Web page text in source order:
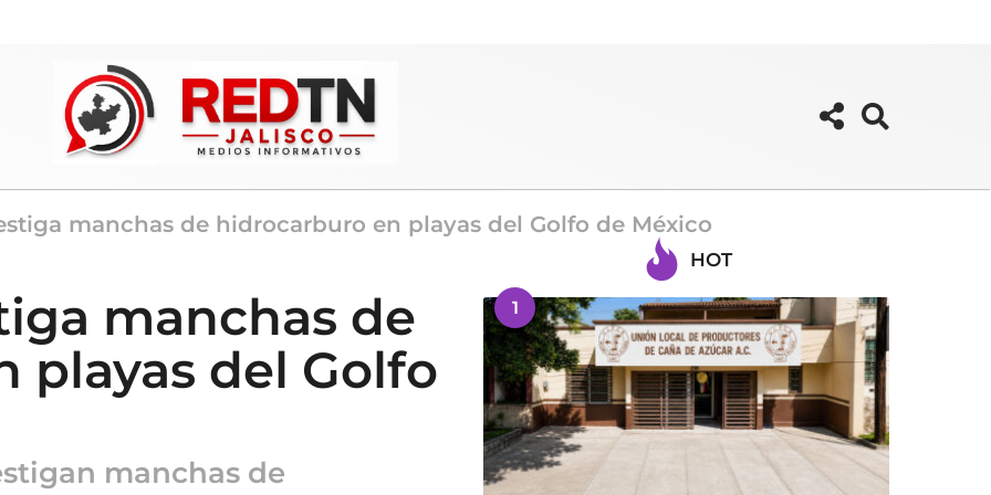
manchas de hidrocarburo en playas del Golfo de México
manchas de
playas del Golfo
manchas de
HOT
1